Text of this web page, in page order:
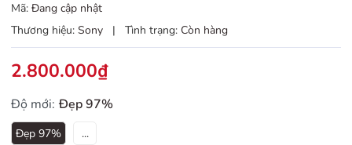
Mã: Đang cập nhật
Thương hiệu: Sony | Tình trạng: Còn hàng
2.800.000₫
Độ mới: Đẹp 97%
Đẹp 97% ...